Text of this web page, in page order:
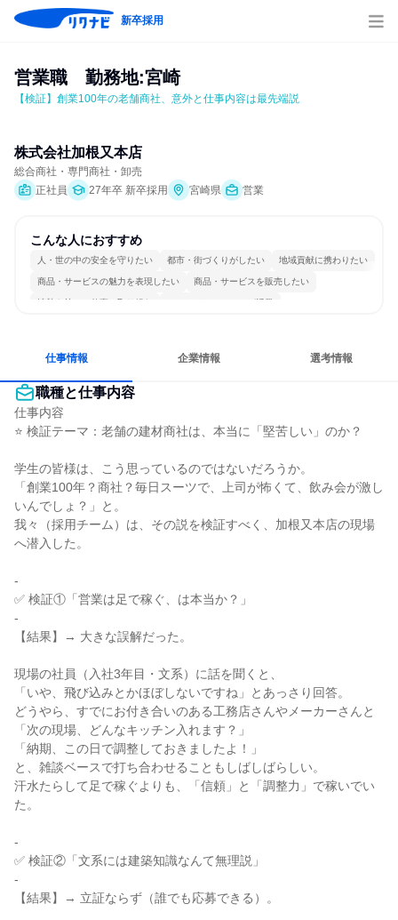
新卒採用
営業職　勤務地:宮崎
【検証】創業100年の老舗商社、意外と仕事内容は最先端説
株式会社加根又本店
総合商社・専門商社・卸売
正社員
27年卒 新卒採用 宮崎県 営業
こんな人におすすめ
人・世の中の安全を守りたい 都市・街づくりがしたい 地域貢献に携わりたい
商品・サービスの魅力を表現したい 商品・サービスを販売したい
情熱を持って仕事に取り組む コミュニケーションが活発
仕事情報 企業情報 選考情報
職種と仕事内容
仕事内容
⭐ 検証テーマ：老舗の建材商社は、本当に「堅苦しい」のか？
学生の皆様は、こう思っているのではないだろうか。
「創業100年？商社？毎日スーツで、上司が怖くて、飲み会が激し
いんでしょ？」と。
我々（採用チーム）は、その説を検証すべく、加根又本店の現場
へ潜入した。
-
✅ 検証①「営業は足で稼ぐ、は本当か？」
-
【結果】→ 大きな誤解だった。
現場の社員（入社3年目・文系）に話を聞くと、
「いや、飛び込みとかほぼしないですね」とあっさり回答。
どうやら、すでにお付き合いのある工務店さんやメーカーさんと
「次の現場、どんなキッチン入れます？」
「納期、この日で調整しておきましたよ！」
と、雑談ベースで打ち合わせることもしばしばらしい。
汗水たらして足で稼ぐよりも、「信頼」と「調整力」で稼いでい
た。
-
✅ 検証②「文系には建築知識なんて無理説」
-
【結果】→ 立証ならず（誰でも応募できる）。